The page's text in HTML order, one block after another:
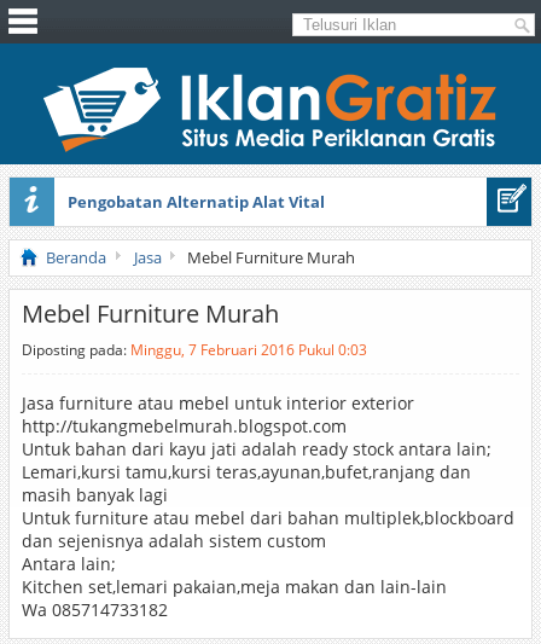
Pengobatan Alternatip Alat Vital
Pita Cantik Pesona
Beranda Jasa Mebel Furniture Murah
Mebel Furniture Murah
Diposting pada: Minggu, 7 Februari 2016 Pukul 0:03
Jasa furniture atau mebel untuk interior exterior
http://tukangmebelmurah.blogspot.com
Untuk bahan dari kayu jati adalah ready stock antara lain;
Lemari,kursi tamu,kursi teras,ayunan,bufet,ranjang dan
masih banyak lagi
Untuk furniture atau mebel dari bahan multiplek,blockboard
dan sejenisnya adalah sistem custom
Antara lain;
Kitchen set,lemari pakaian,meja makan dan lain-lain
Wa 085714733182